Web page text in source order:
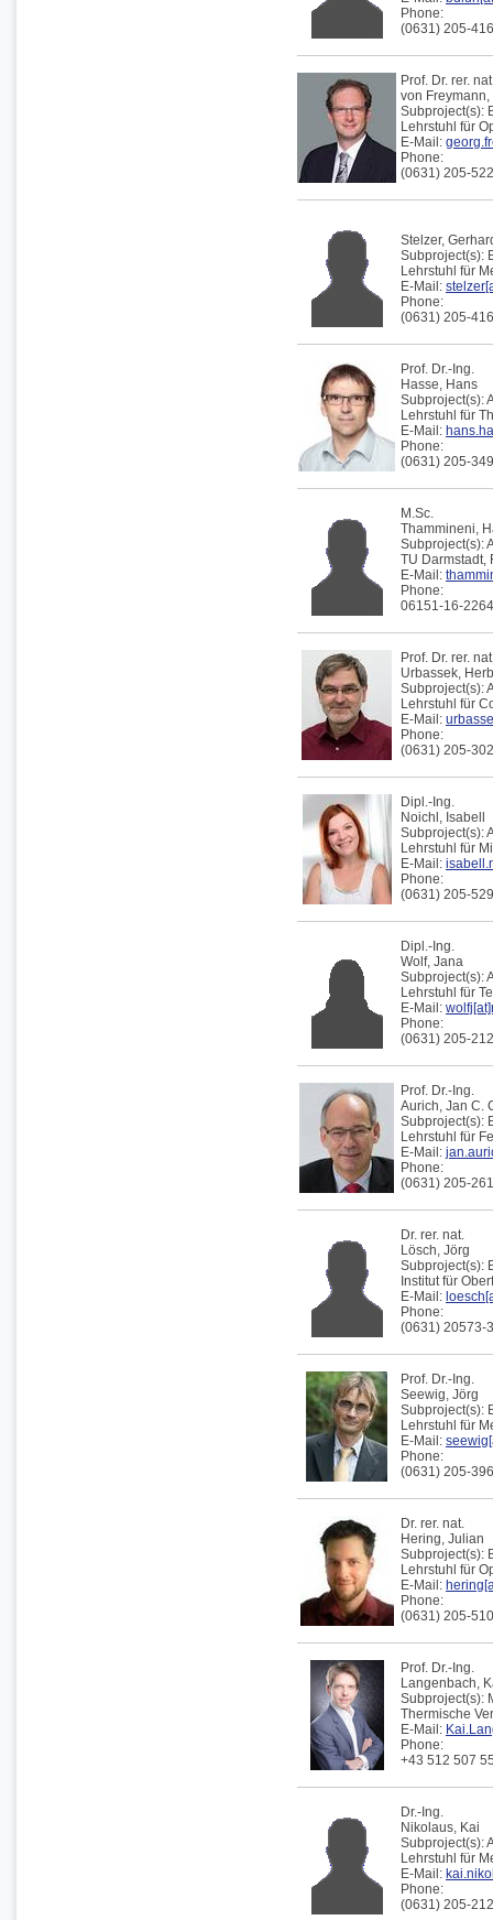
Phone:
(0631) 205-
Prof. Dr. rer.
von Freymann,
Subproject(s):
Lehrstuhl für
E-Mail:
Phone:
(0631) 205-
Stelzer,
Subproject(s):
Lehrstuhl für
E-Mail:
Phone:
(0631) 205-
Prof. Dr.-Ing.
Hasse, Hans
Subproject(s):
Lehrstuhl für
E-Mail:
Phone:
(0631) 205-
M.Sc.
Thammineni,
Subproject(s):
TU Darmstadt,
E-Mail:
Phone:
06151-16-
Prof. Dr. rer.
Urbassek,
Subproject(s):
Lehrstuhl für
E-Mail:
Phone:
(0631) 205-
Dipl.-Ing.
Noichl, Isabell
Subproject(s):
Lehrstuhl für
E-Mail:
Phone:
(0631) 205-
Dipl.-Ing.
Wolf, Jana
Subproject(s):
Lehrstuhl für
E-Mail:
Phone:
(0631) 205-
Prof. Dr.-Ing.
Aurich, Jan C.
Subproject(s):
Lehrstuhl für
E-Mail:
Phone:
(0631) 205-
Dr. rer. nat.
Lösch, Jörg
Subproject(s):
Institut für
E-Mail:
Phone:
(0631) 20573-
Prof. Dr.-Ing.
Seewig, Jörg
Subproject(s):
Lehrstuhl für
E-Mail:
Phone:
(0631) 205-
Dr. rer. nat.
Hering, Julian
Subproject(s):
Lehrstuhl für
E-Mail:
Phone:
(0631) 205-
Prof. Dr.-Ing.
Langenbach,
Subproject(s):
Thermische
E-Mail:
Phone:
+43 512 507
Dr.-Ing.
Nikolaus, Kai
Subproject(s):
Lehrstuhl für
E-Mail:
Phone:
(0631) 205-